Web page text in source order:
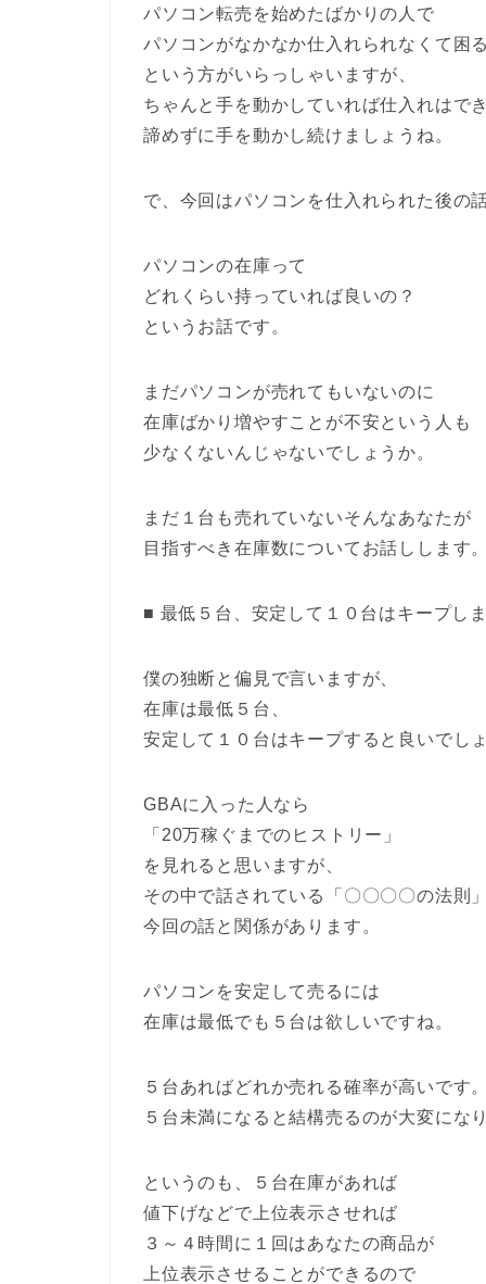
パソコン転売を始めたばかりの人で
パソコンがなかなか仕入れられなくて困る
という方がいらっしゃいますが、
ちゃんと手を動かしていれば仕入れはで
諦めずに手を動かし続けましょうね。
で、今回はパソコンを仕入れられた後の話
パソコンの在庫って
どれくらい持っていれば良いの？
というお話です。
まだパソコンが売れてもいないのに
在庫ばかり増やすことが不安という人も
少なくないんじゃないでしょうか。
まだ１台も売れていないそんなあなたが
目指すべき在庫数についてお話しします。
■ 最低５台、安定して１０台はキープし
僕の独断と偏見で言いますが、
在庫は最低５台、
安定して１０台はキープすると良いでしょ
GBAに入った人なら
「20万稼ぐまでのヒストリー」
を見れると思いますが、
その中で話されている「〇〇〇〇の法則
今回の話と関係があります。
パソコンを安定して売るには
在庫は最低でも５台は欲しいですね。
５台あればどれか売れる確率が高いです。
５台未満になると結構売るのが大変にな
というのも、５台在庫があれば
値下げなどで上位表示させれば
３～４時間に１回はあなたの商品が
上位表示させることができるので